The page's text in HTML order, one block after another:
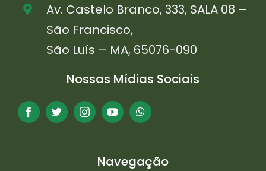
Av. Castelo Branco, 333, SALA 08 –
São Francisco,
São Luís – MA, 65076-090
Nossas Mídias Sociais
Navegação